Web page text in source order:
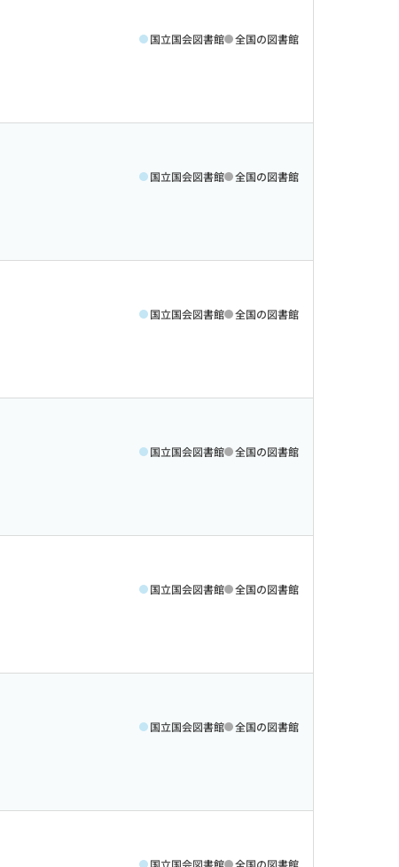
国立国会図書館 全国の図書館
国立国会図書館 全国の図書館
国立国会図書館 全国の図書館
国立国会図書館 全国の図書館
国立国会図書館 全国の図書館
国立国会図書館 全国の図書館
国立国会図書館 全国の図書館